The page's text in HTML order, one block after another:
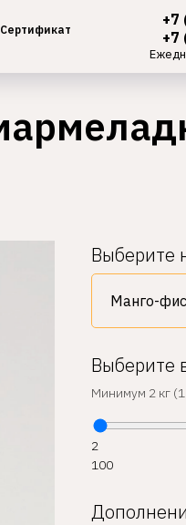
Сертификат
+7
+7
Выберите
Выберите
Минимум 2 кг
2
100